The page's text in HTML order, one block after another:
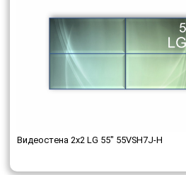
Видеостена 2x2 LG 55" 55VSH7J-H